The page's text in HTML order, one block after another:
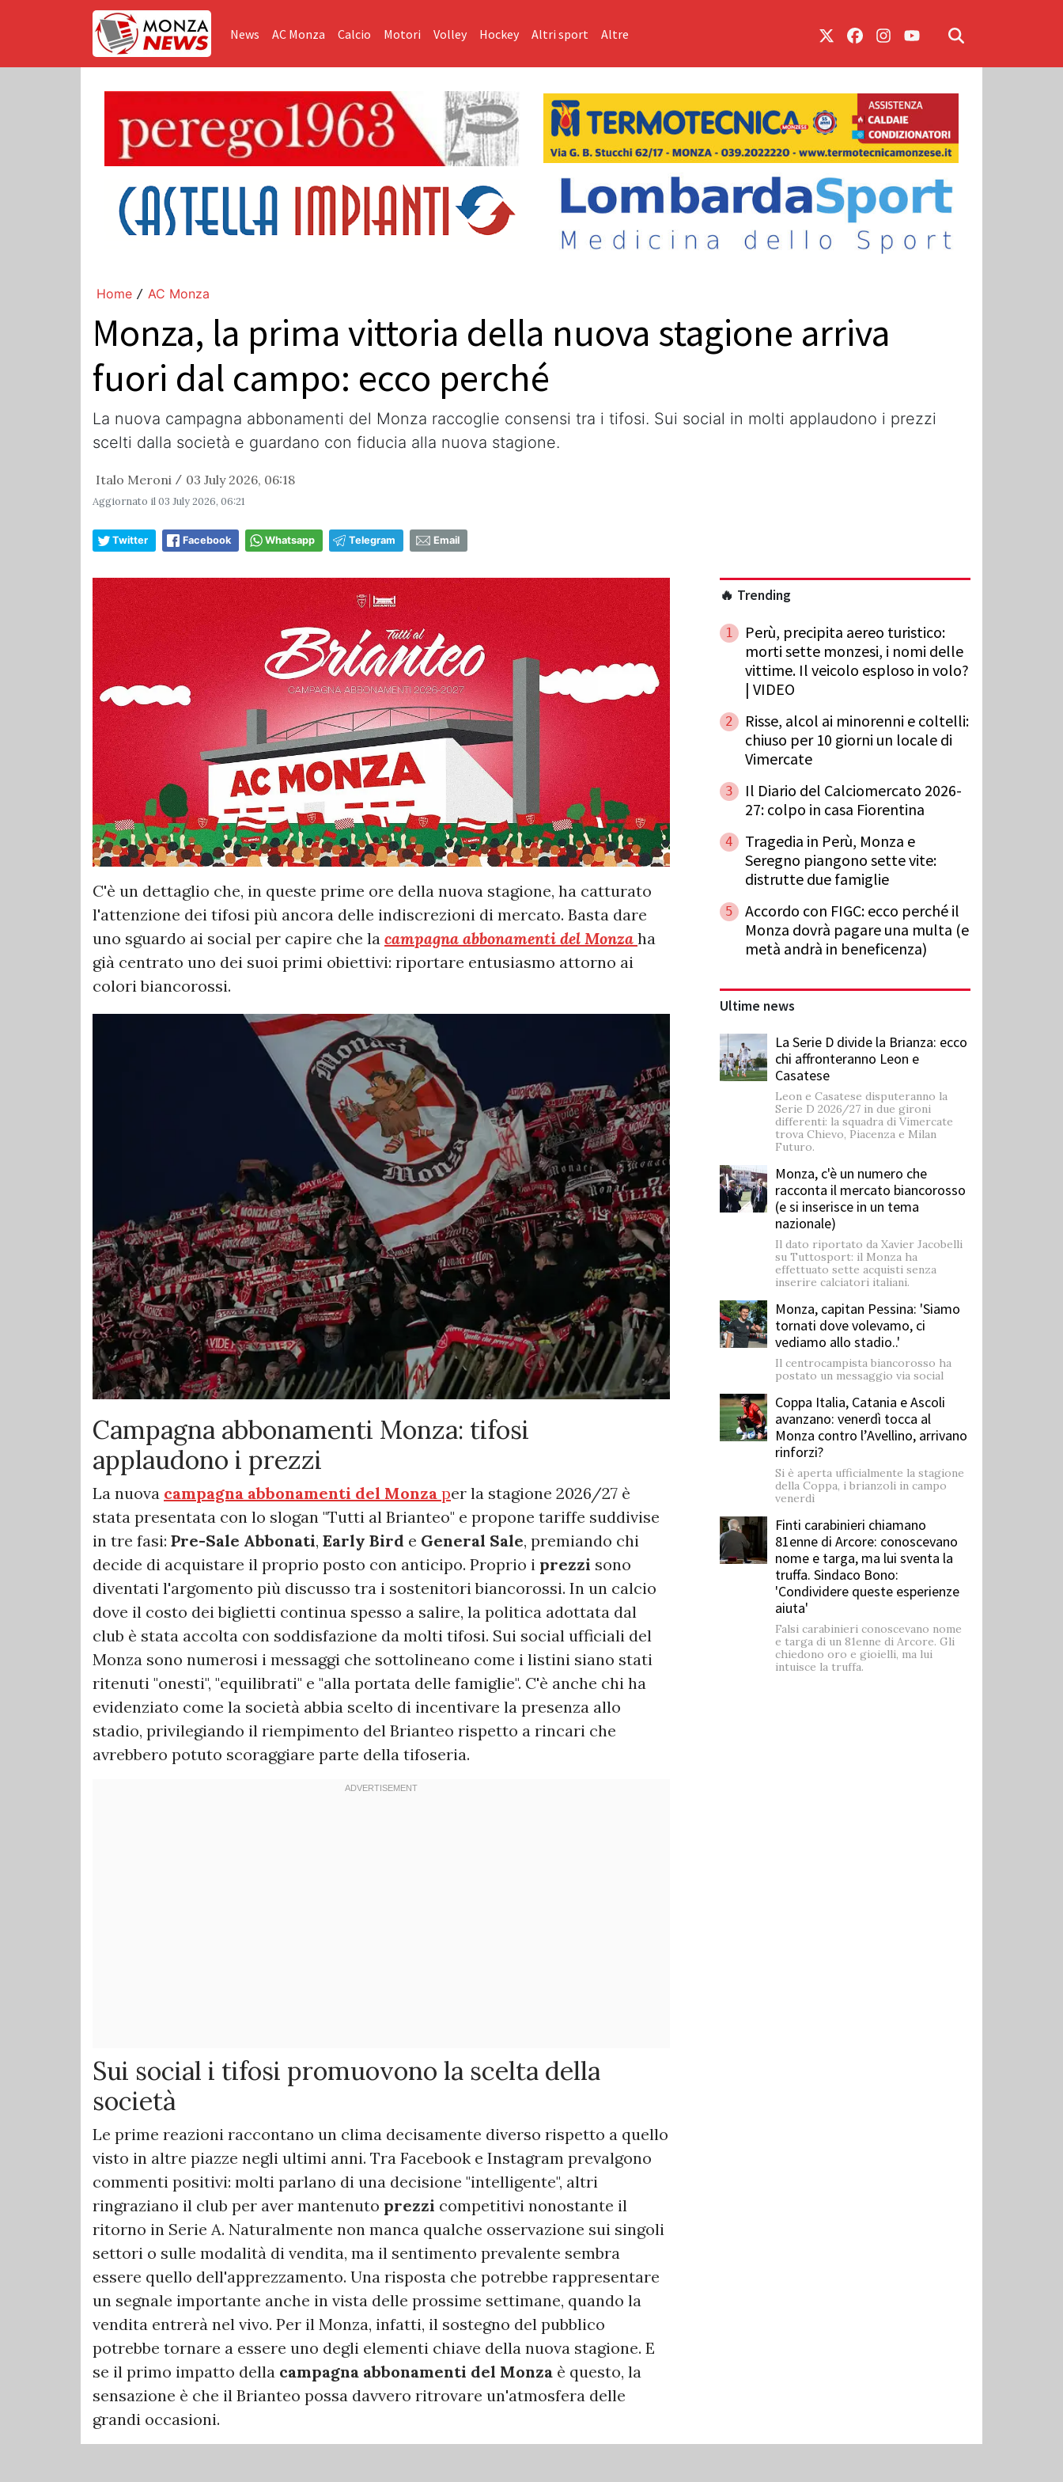
News AC Monza Calcio Motori Volley Hockey Altri sport Altre
Home / AC Monza
Monza, la prima vittoria della nuova stagione arriva
fuori dal campo: ecco perché
La nuova campagna abbonamenti del Monza raccoglie consensi tra i tifosi. Sui social in molti applaudono i prezzi
scelti dalla società e guardano con fiducia alla nuova stagione.
Italo Meroni / 03 July 2026, 06:18
Aggiornato il03 July 2026, 06:21
Twitter Facebook Whatsapp Telegram Email
C'è un dettaglio che, in queste prime ore della nuova stagione, ha catturato
l'attenzione dei tifosi più ancora delle indiscrezioni di mercato. Basta dare
uno sguardo ai social per capire che la campagna abbonamenti del Monza ha
già centrato uno dei suoi primi obiettivi: riportare entusiasmo attorno ai
colori biancorossi.
Campagna abbonamenti Monza: tifosi
applaudono i prezzi
La nuova campagna abbonamenti del Monza per la stagione 2026/27 è
stata presentata con lo slogan "Tutti al Brianteo" e propone tariffe suddivise
in tre fasi: Pre-Sale Abbonati, Early Bird e General Sale, premiando chi
decide di acquistare il proprio posto con anticipo. Proprio i prezzi sono
diventati l'argomento più discusso tra i sostenitori biancorossi. In un calcio
dove il costo dei biglietti continua spesso a salire, la politica adottata dal
club è stata accolta con soddisfazione da molti tifosi. Sui social ufficiali del
Monza sono numerosi i messaggi che sottolineano come i listini siano stati
ritenuti "onesti", "equilibrati" e "alla portata delle famiglie". C'è anche chi ha
evidenziato come la società abbia scelto di incentivare la presenza allo
stadio, privilegiando il riempimento del Brianteo rispetto a rincari che
avrebbero potuto scoraggiare parte della tifoseria.
Sui social i tifosi promuovono la scelta della
società
Le prime reazioni raccontano un clima decisamente diverso rispetto a quello
visto in altre piazze negli ultimi anni. Tra Facebook e Instagram prevalgono
commenti positivi: molti parlano di una decisione "intelligente", altri
ringraziano il club per aver mantenuto prezzi competitivi nonostante il
ritorno in Serie A. Naturalmente non manca qualche osservazione sui singoli
settori o sulle modalità di vendita, ma il sentimento prevalente sembra
essere quello dell'apprezzamento. Una risposta che potrebbe rappresentare
un segnale importante anche in vista delle prossime settimane, quando la
vendita entrerà nel vivo. Per il Monza, infatti, il sostegno del pubblico
potrebbe tornare a essere uno degli elementi chiave della nuova stagione. E
se il primo impatto della campagna abbonamenti del Monza è questo, la
sensazione è che il Brianteo possa davvero ritrovare un'atmosfera delle
grandi occasioni.
🔥 Trending
1
Perù, precipita aereo turistico:
morti sette monzesi, i nomi delle
vittime. Il veicolo esploso in volo?
| VIDEO
2
Risse, alcol ai minorenni e coltelli:
chiuso per 10 giorni un locale di
Vimercate
3
Il Diario del Calciomercato 2026-
27: colpo in casa Fiorentina
4
Tragedia in Perù, Monza e
Seregno piangono sette vite:
distrutte due famiglie
5
Accordo con FIGC: ecco perché il
Monza dovrà pagare una multa (e
metà andrà in beneficenza)
Ultime news
La Serie D divide la Brianza: ecco
chi affronteranno Leon e
Casatese
Leon e Casatese disputeranno la
Serie D 2026/27 in due gironi
differenti: la squadra di Vimercate
trova Chievo, Piacenza e Milan
Futuro.
Monza, c'è un numero che
racconta il mercato biancorosso
(e si inserisce in un tema
nazionale)
Il dato riportato da Xavier Jacobelli
su Tuttosport: il Monza ha
effettuato sette acquisti senza
inserire calciatori italiani.
Monza, capitan Pessina: 'Siamo
tornati dove volevamo, ci
vediamo allo stadio..'
Il centrocampista biancorosso ha
postato un messaggio via social
Coppa Italia, Catania e Ascoli
avanzano: venerdì tocca al
Monza contro l’Avellino, arrivano
rinforzi?
Si è aperta ufficialmente la stagione
della Coppa, i brianzoli in campo
venerdì
Finti carabinieri chiamano
81enne di Arcore: conoscevano
nome e targa, ma lui sventa la
truffa. Sindaco Bono:
'Condividere queste esperienze
aiuta'
Falsi carabinieri conoscevano nome
e targa di un 81enne di Arcore. Gli
chiedono oro e gioielli, ma lui
intuisce la truffa.